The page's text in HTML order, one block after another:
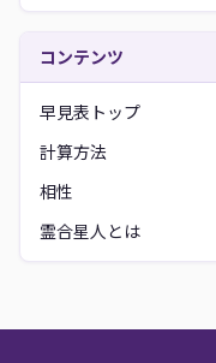
コンテンツ
早見表トップ
計算方法
相性
霊合星人とは